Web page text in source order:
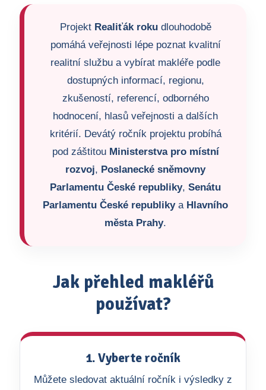
Projekt Realiťák rokudlouhodobě
pomáhá veřejnosti lépe poznat kvalitní
realitní službu a vybírat makléře podle
dostupných informací, regionu,
zkušeností, referencí, odborného
hodnocení, hlasů veřejnosti a dalších
kritérií. Devátý ročník projektu probíhá
pod záštitou Ministerstva pro místní
rozvoj, Poslanecké sněmovny
Parlamentu České republiky, Senátu
Parlamentu České republikya Hlavního
města Prahy.
Jak přehled makléřů
používat?
1. Vyberte ročník
Můžete sledovat aktuální ročník i výsledky z